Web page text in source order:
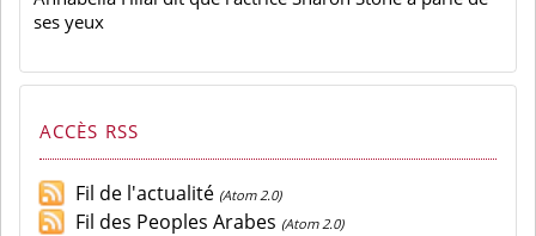
ses yeux
ACCÈS RSS
Fil de l'actualité (Atom 2.0)
Fil des Peoples Arabes (Atom 2.0)